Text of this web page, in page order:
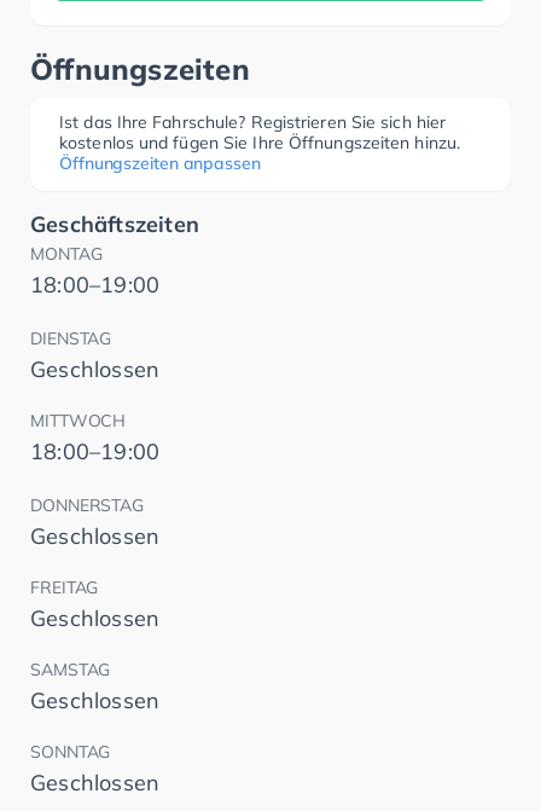
Öffnungszeiten
Ist das Ihre Fahrschule? Registrieren Sie sich hier
kostenlos und fügen Sie Ihre Öffnungszeiten hinzu.
Öffnungszeiten anpassen
Geschäftszeiten
MONTAG
18:00–19:00
DIENSTAG
Geschlossen
MITTWOCH
18:00–19:00
DONNERSTAG
Geschlossen
FREITAG
Geschlossen
SAMSTAG
Geschlossen
SONNTAG
Geschlossen